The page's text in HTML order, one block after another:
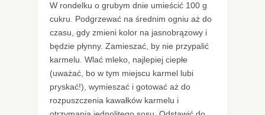
W rondelku o grubym dnie umieścić 100 g
cukru. Podgrzewać na średnim ogniu aż do
czasu, gdy zmieni kolor na jasnobrązowy i
będzie płynny. Zamieszać, by nie przypalić
karmelu. Wlać mleko, najlepiej ciepłe
(uważać, bo w tym miejscu karmel lubi
pryskać!), wymieszać i gotować aż do
rozpuszczenia kawałków karmelu i